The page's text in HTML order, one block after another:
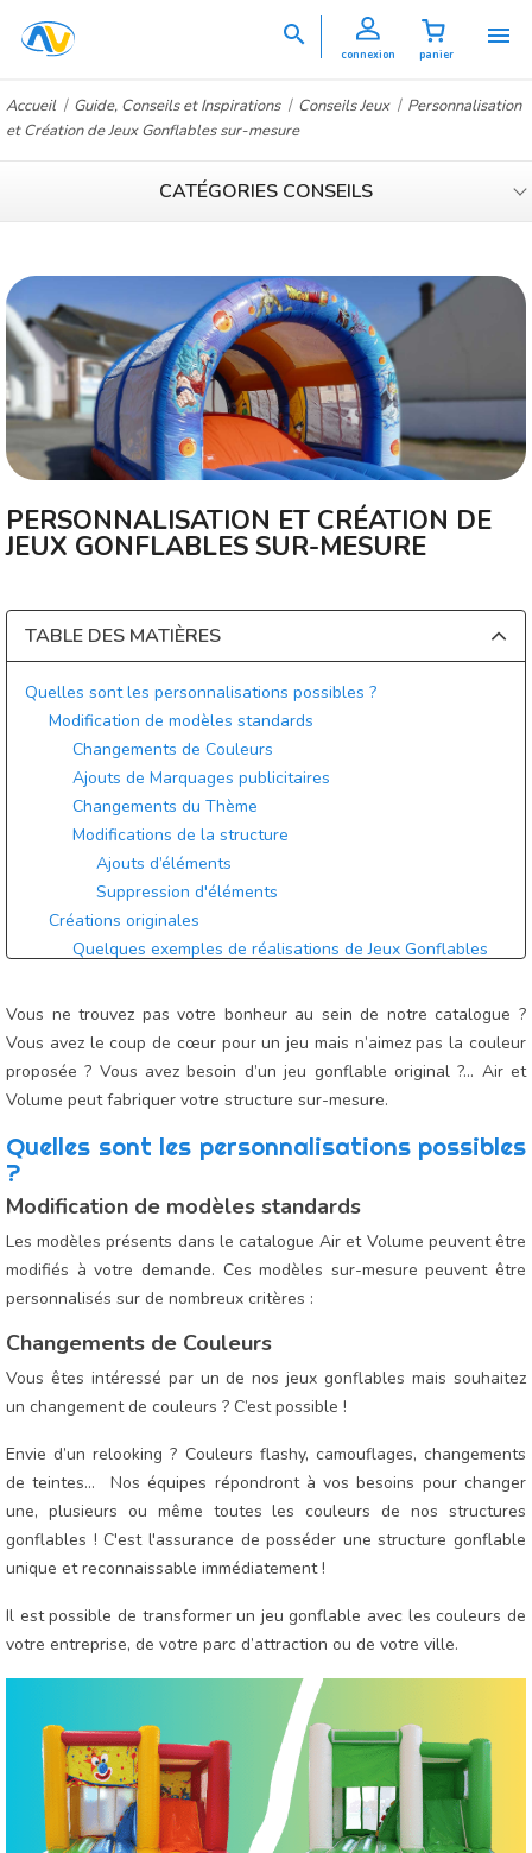

panier
connexion

Accueil Guide, Conseils et Inspirations Conseils Jeux
Personnalisation
et Création de Jeux Gonflables sur-mesure
CATÉGORIES CONSEILS
PERSONNALISATION ET CRÉATION DE
JEUX GONFLABLES SUR-MESURE
TABLE DES MATIÈRES
Quelles sont les personnalisations possibles ?
Modification de modèles standards
Changements de Couleurs
Ajouts de Marquages publicitaires
Changements du Thème
Modifications de la structure
Ajouts d’éléments
Suppression d'éléments
Créations originales
Quelques exemples de réalisations de Jeux Gonflables
Comment procéder pour une personnalisation / création ?
Quels délais pour un jeu gonflable sur-mesure ?
Quel surcout pour un jeu gonflable personnalisé ?
Existe-il une limite à la personnalisation ?
gonflables
Vous ne trouvez pas votre bonheur au sein de notre catalogue ?
Vous avez le coup de cœur pour un jeu mais n’aimez pas la couleur
proposée ? Vous avez besoin d’un jeu gonflable original ?... Air et
Volume peut fabriquer votre structure sur-mesure.
Quelles sont les personnalisations possibles
?
Modification de modèles standards
Les modèles présents dans le catalogue Air et Volume peuvent être
modifiés à votre demande. Ces modèles sur-mesure peuvent être
personnalisés sur de nombreux critères :
Changements de Couleurs
Vous êtes intéressé par un de nos jeux gonflables mais souhaitez
un changement de couleurs ? C’est possible !
Envie d’un relooking ? Couleurs flashy, camouflages, changements
de teintes... Nos équipes répondront à vos besoins pour changer
une, plusieurs ou même toutes les couleurs de nos structures
gonflables ! C'est l'assurance de posséder une structure gonflable
unique et reconnaissable immédiatement !
Il est possible de transformer un jeu gonflable avec les couleurs de
votre entreprise, de votre parc d’attraction ou de votre ville.